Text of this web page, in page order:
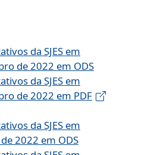
da SJES em
de 2022 em ODS
da SJES em
de 2022 em PDF
da SJES em
2022 em ODS